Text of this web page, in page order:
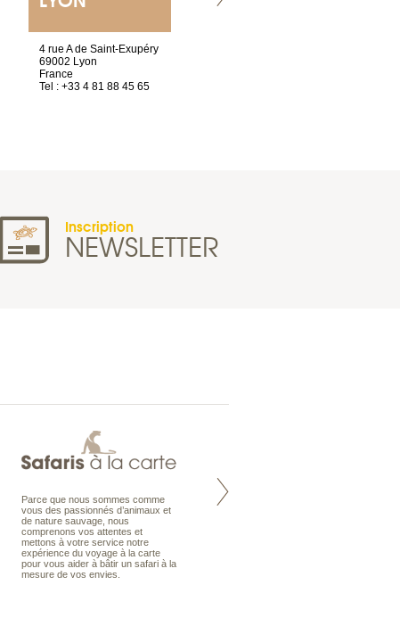
4 rue A de Saint-Exupéry
69002 Lyon
France
Tel : +33 4 81 88 45 65
Inscription
NEWSLETTER
Parce que nous sommes comme
vous des passionnés d’animaux et
de nature sauvage, nous
comprenons vos attentes et
mettons à votre service notre
expérience du voyage à la carte
pour vous aider à bâtir un safari à la
mesure de vos envies.
Maldives à la Carte propose tous